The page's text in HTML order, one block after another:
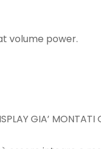
volume power.
GIA’ MONTATI